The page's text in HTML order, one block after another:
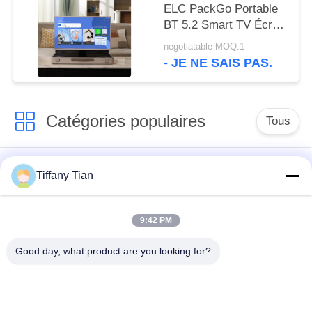
ELC PackGo Portable
BT 5.2 Smart TV Écran
tactile télévision haute
définition
negotiatable MOQ:1
- JE NE SAIS PAS.
Catégories populaires Tous
Affichages
numériques
Affichage à écran
Tiffany Tian
9:42 PM
Good day, what product are you looking for?